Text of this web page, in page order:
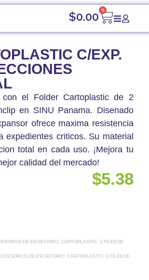
$0.00 0
EXP. PERMCLIP 2 SECCIONES TAMANO
C/EXP.
con el Folder Cartoplastic de 2
en SINU Panama. Disenado
ofrece maxima resistencia
expedientes criticos. Su material
total en cada uso. ¡Mejora tu
calidad del mercado!
$5.38
DE ESCRITORIO CARTOPLASTIC ÚTILES DE
DE ESCRITORIO CARTOPLASTIC ÚTILES DE